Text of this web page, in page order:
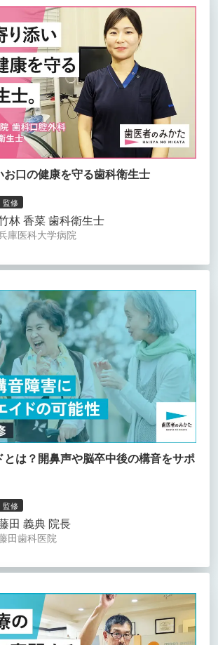
口の健康を守る歯科衛生士
監修
林 香菜 歯科衛生士
庫医科大学病院
とは？開鼻声や脳卒中後の構音をサポ
監修
田 義典 院長
田歯科医院